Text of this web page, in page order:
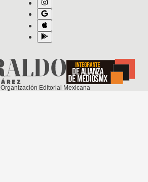
Organización Editorial Mexicana